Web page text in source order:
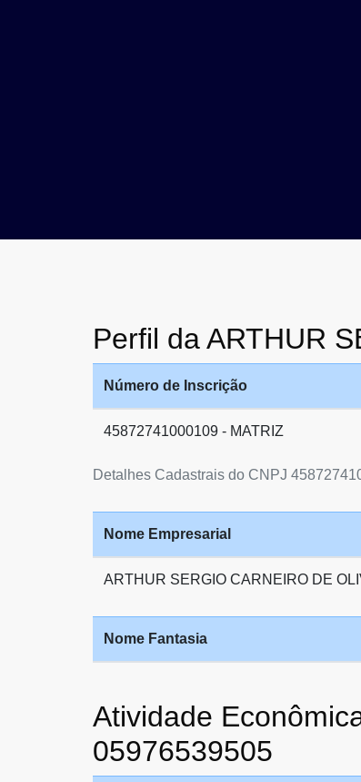
Perfil da ARTHUR
Detalhes Cadastrais do CNPJ
Número de Inscrição
45872741000109 - MATRIZ
Nome Empresarial
ARTHUR SERGIO CARNEIRO DE
Nome Fantasia
Atividade
05976539505